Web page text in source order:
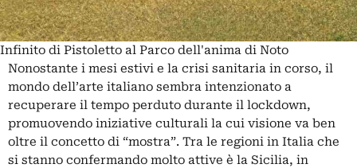
Infinito di Pistoletto al Parco dell'anima di Noto
Nonostante i mesi estivi e la crisi sanitaria in corso, il
mondo dell’arte italiano sembra intenzionato a
recuperare il tempo perduto durante il lockdown,
promuovendo iniziative culturali la cui visione va ben
oltre il concetto di “mostra”. Tra le regioni in Italia che
si stanno confermando molto attive è la Sicilia, in